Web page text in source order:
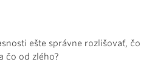
ešte správne rozlišovať, čo
čo od zlého?